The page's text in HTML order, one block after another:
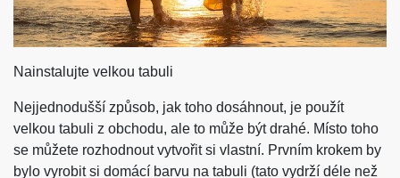
Nainstalujte velkou tabuli
Nejjednodušší způsob, jak toho dosáhnout, je použít
velkou tabuli z obchodu, ale to může být drahé. Místo toho
se můžete rozhodnout vytvořit si vlastní. Prvním krokem by
bylo vyrobit si domácí barvu na tabuli (tato vydrží déle než